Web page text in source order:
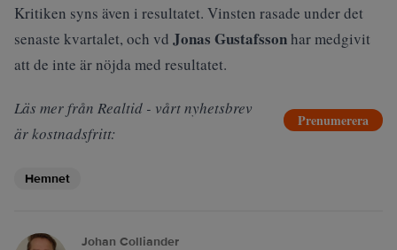
Kritiken syns även i resultatet. Vinsten rasade under det
senaste kvartalet, och vd Jonas Gustafssonhar medgivit
att de inte är nöjda med resultatet.
Läs mer från Realtid - vårt nyhetsbrev
är kostnadsfritt:
Prenumerera
Hemnet
Johan Colliander